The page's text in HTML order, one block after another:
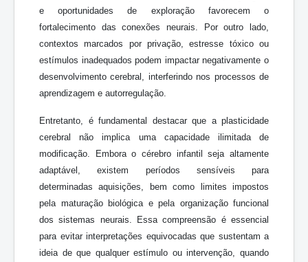
e oportunidades de exploração favorecem o
fortalecimento das conexões neurais. Por outro lado,
contextos marcados por privação, estresse tóxico ou
estímulos inadequados podem impactar negativamente o
desenvolvimento cerebral, interferindo nos processos de
aprendizagem e autorregulação.
Entretanto, é fundamental destacar que a plasticidade
cerebral não implica uma capacidade ilimitada de
modificação. Embora o cérebro infantil seja altamente
adaptável, existem períodos sensíveis para
determinadas aquisições, bem como limites impostos
pela maturação biológica e pela organização funcional
dos sistemas neurais. Essa compreensão é essencial
para evitar interpretações equivocadas que sustentam a
ideia de que qualquer estímulo ou intervenção, quando